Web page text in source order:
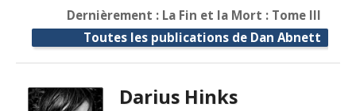
Dernièrement : La Fin et la Mort : Tome III
Toutes les publications de Dan Abnett
Darius Hinks